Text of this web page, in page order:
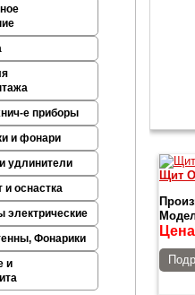
е приборы
и фонари
удлинители
и оснастка
электрические
Фонарики
и
Щит